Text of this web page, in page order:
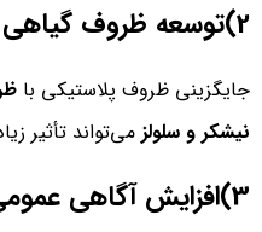
2)توسعه ظروف گیاهی
جایگزینی ظروف پلاستیکی با
نیشکر و سلولز می‌تواند تأثیر
3)افزایش آگاهی عمومی